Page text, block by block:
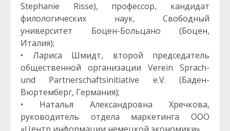
Stephanie Risse), профессор, кандидат
филологических наук, Свободный
университет Боцен-Больцано (Боцен,
Италия);
• Лариса Шмидт, второй председатель
общественной организации Verein Sprach-
und Partnerschaftsinitiative e.V. (Баден-
Вюртемберг, Германия);
• Наталья Александровна Хречкова,
руководитель отдела маркетинга ООО